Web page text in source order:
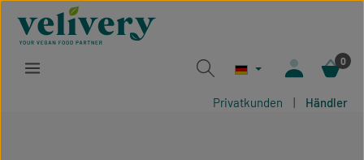
Zum Hauptinhalt springen
0
Privatkunden | Händler